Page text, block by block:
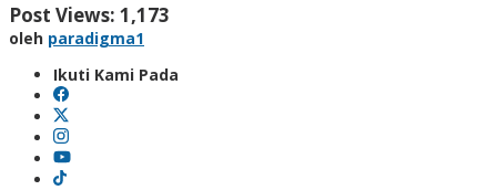
Post Views: 1,173
oleh paradigma1
Ikuti Kami Pada